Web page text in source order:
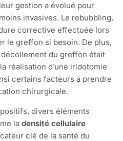
gestion a évolué pour
invasives. Le rebubbling,
corrective effectuée lors
le greffon si besoin. De plus,
du greffon était
réalisation d’une iridotomie
certains facteurs à prendre
chirurgicale.
divers éléments
la densité cellulaire
clé de la santé du